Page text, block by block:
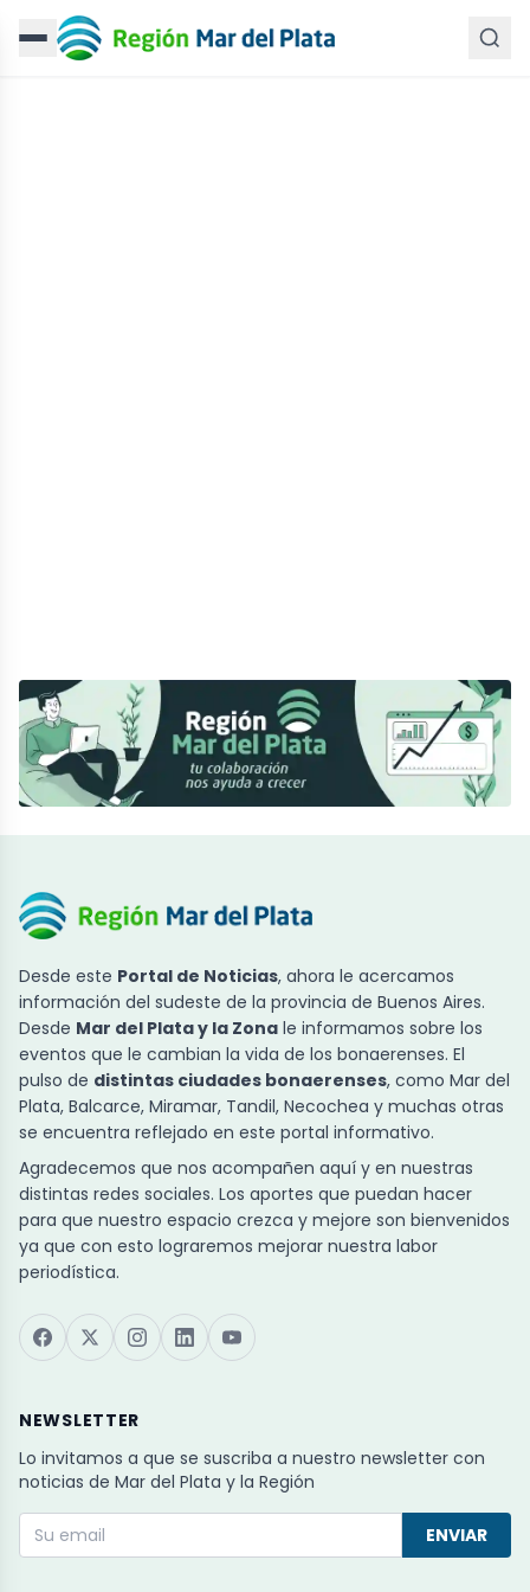
Desde este Portal de Noticias, ahora le acercamos
información del sudeste de la provincia de Buenos Aires.
Desde Mar del Plata y la Zona le informamos sobre los
eventos que le cambian la vida de los bonaerenses. El
pulso de distintas ciudades bonaerenses, como Mar del
Plata, Balcarce, Miramar, Tandil, Necochea y muchas otras
se encuentra reflejado en este portal informativo.
Agradecemos que nos acompañen aquí y en nuestras
distintas redes sociales. Los aportes que puedan hacer
para que nuestro espacio crezca y mejore son bienvenidos
ya que con esto lograremos mejorar nuestra labor
periodística.
NEWSLETTER
Lo invitamos a que se suscriba a nuestro newsletter con
noticias de Mar del Plata y la Región
ENVIAR